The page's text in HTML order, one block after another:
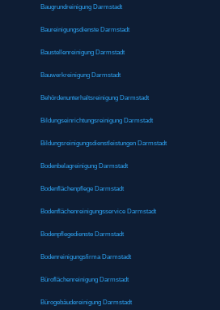
Baugrundreinigung Darmstadt
Baureinigungsdienste Darmstadt
Baustellenreinigung Darmstadt
Bauwerkreinigung Darmstadt
Behördenunterhaltsreinigung Darmstadt
Bildungseinrichtungsreinigung Darmstadt
Bildungsreinigungsdienstleistungen Darmstadt
Bodenbelagreinigung Darmstadt
Bodenflächenpflege Darmstadt
Bodenflächenreinigungsservice Darmstadt
Bodenpflegedienste Darmstadt
Bodenreinigungsfirma Darmstadt
Büroflächenreinigung Darmstadt
Bürogebäudereinigung Darmstadt